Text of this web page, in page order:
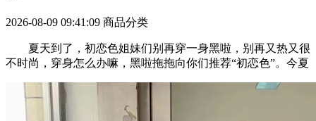
2026-08-09 09:41:09 商品分类
夏天到了，初恋色姐妹们别再穿一身黑啦，别再又热又很
不时尚，穿身怎么办嘛，黑啦拖拖向你们推荐“初恋色”。今夏